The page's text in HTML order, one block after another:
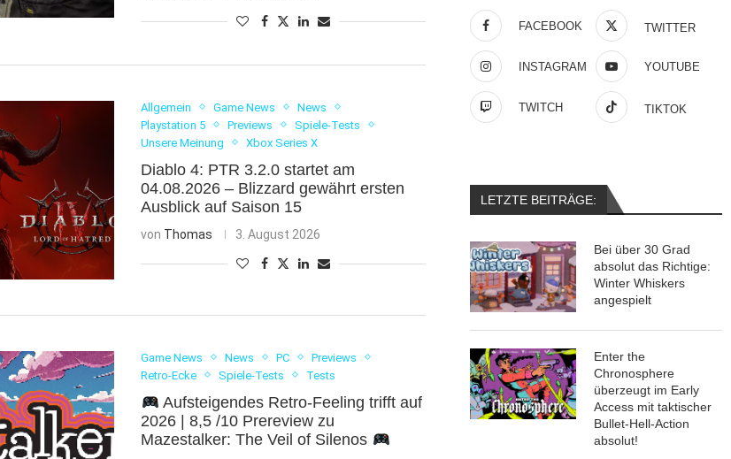
Allgemein Game News
News
Playstation 5
Previews
Spiele-Tests
Unsere Meinung
Xbox Series X
Diablo 4: PTR 3.2.0 startet am
04.08.2026 – Blizzard gewährt ersten
Ausblick auf Saison 15
von Thomas 3. August 2026
Game News News PC
Previews
Retro-Ecke
Spiele-Tests Tests
Aufsteigendes Retro-Feeling trifft auf
2026 | 8,5 /10 Prereview zu
Mazestalker: The Veil of Silenos
FACEBOOK TWITTER
INSTAGRAM YOUTUBE
TWITCH TIKTOK
LETZTE BEITRÄGE:
Bei über 30 Grad
absolut das Richtige:
Winter Whiskers
angespielt
Enter the
Chronosphere
überzeugt im Early
Access mit taktischer
Bullet-Hell-Action
absolut!